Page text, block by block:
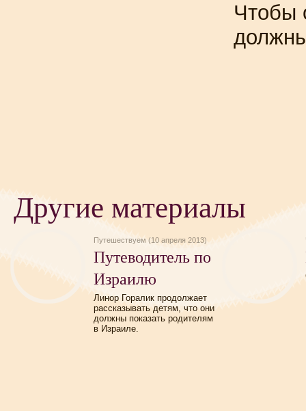
Чтобы
Другие материалы
Путешествуем (10 апреля 2013)
Путеводитель по
Израилю
Линор Горалик продолжает
рассказывать детям, что они
должны показать родителям
в Израиле.